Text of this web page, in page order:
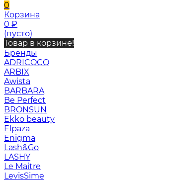
0
Корзина
0 ₽
(пусто)
Товар в корзине!
Бренды
ADRICOCO
ARBIX
Awista
BARBARA
Be Perfect
BRONSUN
Ekko beauty
Elpaza
Enigma
Lash&Go
LASHY
Le Maitre
LevisSime